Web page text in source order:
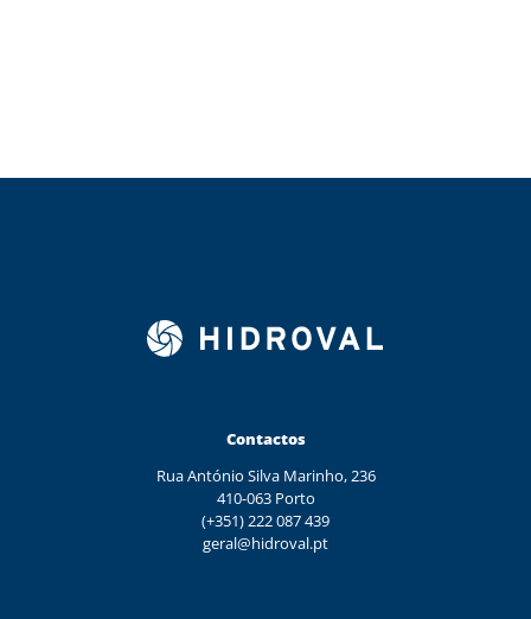
Contactos
Rua António Silva Marinho, 236
410-063 Porto
(+351) 222 087 439
geral@hidroval.pt